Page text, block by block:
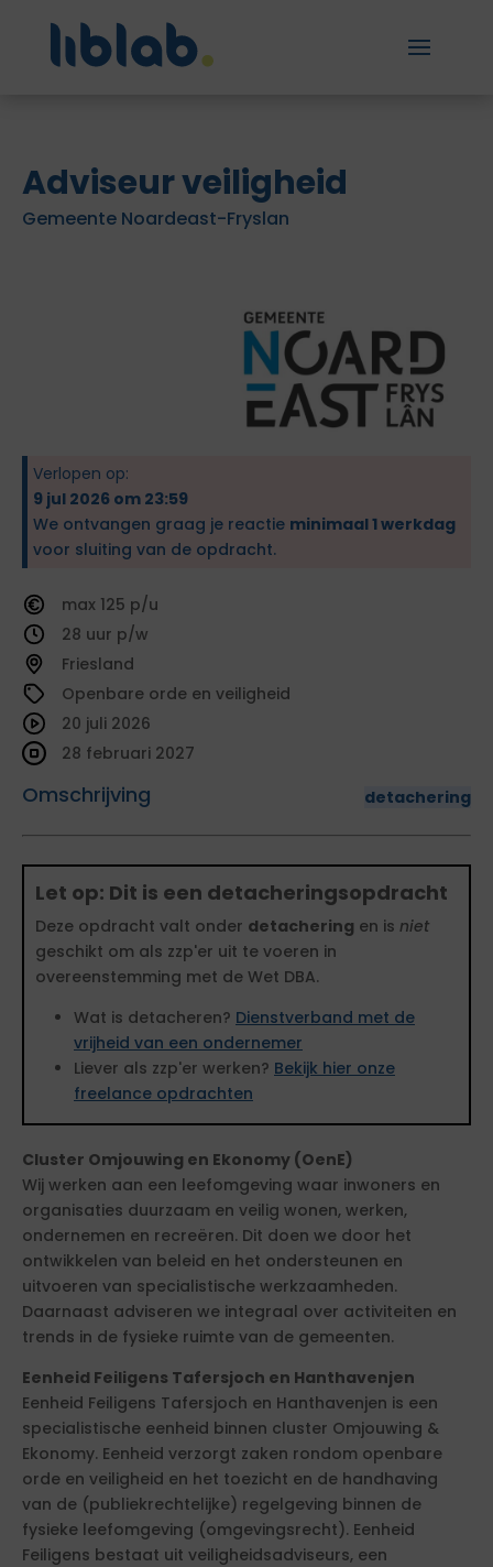
Adviseur veiligheid
Gemeente Noardeast-Fryslan
Verlopen op:
9 jul 2026 om 23:59
We ontvangen graag je reactie minimaal 1 werkdag
voor sluiting van de opdracht.
125
28
Friesland
Openbare orde en veiligheid
Omschrijving detachering
20 juli 2026
28 februari 2027
Let op: Dit is een detacheringsopdracht
Deze opdracht valt onder detachering en is niet
geschikt om als zzp'er uit te voeren in
overeenstemming met de Wet DBA.
Wat is detacheren? Dienstverband met de
vrijheid van een ondernemer
Liever als zzp'er werken? Bekijk hier onze
freelance opdrachten
Cluster Omjouwing en Ekonomy (OenE)
Wij werken aan een leefomgeving waar inwoners en
organisaties duurzaam en veilig wonen, werken,
ondernemen en recreëren. Dit doen we door het
ontwikkelen van beleid en het ondersteunen en
uitvoeren van specialistische werkzaamheden.
Daarnaast adviseren we integraal over activiteiten en
trends in de fysieke ruimte van de gemeenten.
Eenheid Feiligens Tafersjoch en Hanthavenjen
Eenheid Feiligens Tafersjoch en Hanthavenjen is een
specialistische eenheid binnen cluster Omjouwing &
Ekonomy. Eenheid verzorgt zaken rondom openbare
orde en veiligheid en het toezicht en de handhaving
van de (publiekrechtelijke) regelgeving binnen de
fysieke leefomgeving (omgevingsrecht). Eenheid
Feiligens bestaat uit veiligheidsadviseurs, een